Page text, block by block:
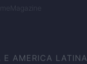
E AMERICA LATINA